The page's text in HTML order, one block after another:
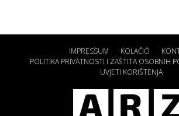
IMPRESSUM KOLAČIĆI
POLITIKA PRIVATNOSTI I ZAŠTITA OSOBNIH
UVJETI KORIŠTENJA